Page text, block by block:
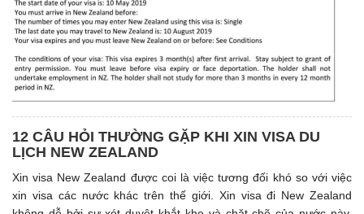
12 CÂU HỎI THƯỜNG GẶP KHI XIN VISA DU
LỊCH NEW ZEALAND
Xin visa New Zealand được coi là việc tương đối khó so với việc
xin visa các nước khác trên thế giới. Xin visa đi New Zealand